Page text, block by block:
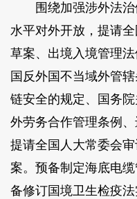
围绕加强涉外法
水平对外开放，提请
草案、出境入境管理法
国反外国不当域外管
链安全的规定、国务
外劳务合作管理条例
提请全国人大常委会
案。预备制定海底电
备修订国境卫生检疫